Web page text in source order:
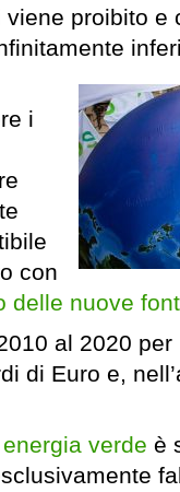
proibito e
i
con
delle nuove
al 2020 per
di Euro e,
verde è